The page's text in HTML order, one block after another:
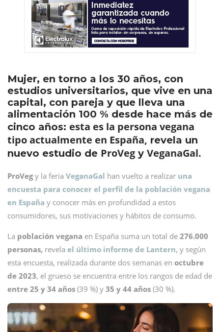
Mujer, en torno a los 30 años, con
estudios universitarios, que vive en una
capital, con pareja y que lleva una
alimentación 100 % desde hace más de
cinco años: esta es la persona vegana
tipo actualmente en España, revela un
nuevo estudio de ProVeg y VeganaGal.
ProVegy la feria VeganaGal han vuelto a realizar una
encuesta para conocer el perfil de la población vegana
en España y conocer más en profundidad a estos
consumidores, sus motivaciones y hábitos de consumo.
La población vegana en España suma un total de 276.000
personas, revela el último informe de Lantern, y según
esta encuesta, realizada durante dos semanas en octubre
de 2023, el grueso se encuentra entre los rangos de edad de
entre 25 y 34 años (39 %) y 35 y 44 años (30 %).